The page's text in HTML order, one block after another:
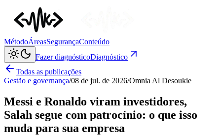
MétodoÁreasSegurançaConteúdo
Fazer diagnósticoDiagnóstico
Todas as publicações
Gestão e governança/08 de jul. de 2026/Omnia Al Desoukie
Messi e Ronaldo viram investidores,
Salah segue com patrocínio: o que isso
muda para sua empresa